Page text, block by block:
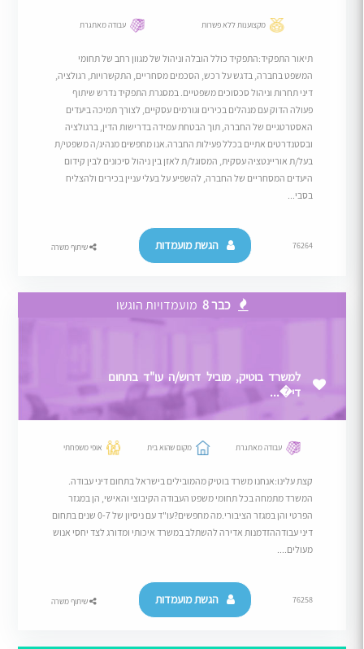
מקצוענות ללא פשרות עבודה מאתגרת
תיאור התפקיד:התפקיד כולל הובלה וניהול של מגוון רחב של תחומי
המשפט בחברה, בדגש על רכש, הסכמים מסחריים, התקשרויות, רגולציה,
דיני תחרות וניהול סכסוכים משפטיים. במסגרת התפקיד נדרש שיתוף
פעולה הדוק עם מנהלים בכירים וגורמים עסקיים, לצורך תמיכה ביעדים
האסטרטגיים של החברה, תוך הבטחת עמידה בדרישות הדין, ברגולציה
ובסטנדרטים אתיים בכלל פעילות החברה.אנו מחפשים מנהיג/ה משפטי/ת
בעל/ת אוריינטציה עסקית, המסוגל/ת לאזן בין ניהול סיכונים לבין קידום
היעדים המסחריים של החברה, להשפיע על בעלי עניין בכירים ולהצליח
בסבי...
76264 הגשת מועמדות שיתוף משרה
כבר 8 מועמדויות הוגשו
למשרד בוטיק, מוביל דרוש/ה עו"ד בתחום
די�...
עבודה מאתגרת מקום שהוא בית אופי משפחתי
קצת עלינו:אנחנו משרד בוטיק מהמובילים בישראל בתחום דיני עבודה.
המשרד מתמחה בכל תחומי משפט העבודה הקיבוצי והאישי, הן במגזר
הפרטי והן במגזר הציבורי.מה מחפשים?עו"ד עם ניסיון של 0-7 שנים בתחום
דיני עבודההזדמנות אדירה להשתלב במשרד איכותי ומדורג לצד יחסי אנוש
מעולים....
76258 הגשת מועמדות שיתוף משרה